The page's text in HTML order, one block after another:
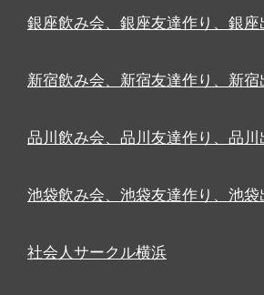
銀座飲み会、銀座友達作り、銀
新宿飲み会、新宿友達作り、新
品川飲み会、品川友達作り、品
池袋飲み会、池袋友達作り、池
社会人サークル横浜